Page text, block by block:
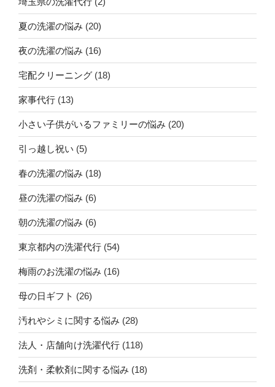
夏の洗濯の悩み (20)
夜の洗濯の悩み (16)
宅配クリーニング (18)
家事代行 (13)
小さい子供がいるファミリーの悩み (20)
引っ越し祝い (5)
春の洗濯の悩み (18)
昼の洗濯の悩み (6)
朝の洗濯の悩み (6)
東京都内の洗濯代行 (54)
梅雨のお洗濯の悩み (16)
母の日ギフト (26)
汚れやシミに関する悩み (28)
法人・店舗向け洗濯代行 (118)
洗剤・柔軟剤に関する悩み (18)